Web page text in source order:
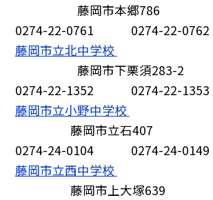
藤岡市本
0274-22-0761 0274-22-0762
藤岡市立北中学校
375-
藤岡市下栗須
0274-22-1352 0274-22-1353
藤岡市立小野中学校
375-
藤岡市立
0274-24-0104 0274-24-0149
藤岡市立西中学校
375-
藤岡市上大